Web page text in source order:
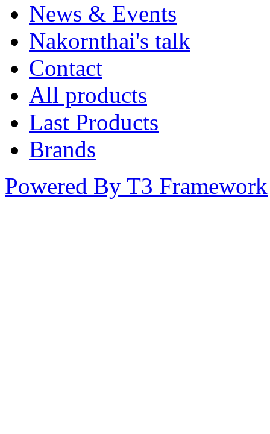
News & Events
Nakornthai's talk
Contact
All products
Last Products
Brands
Powered By T3 Framework